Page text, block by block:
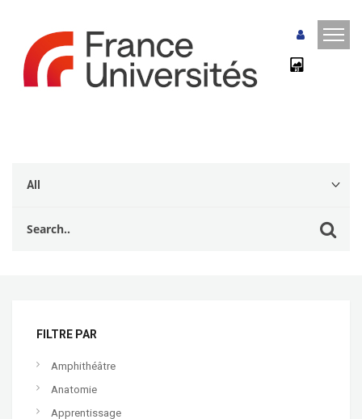
FILTRE PAR
Amphithéâtre
Anatomie
Apprentissage